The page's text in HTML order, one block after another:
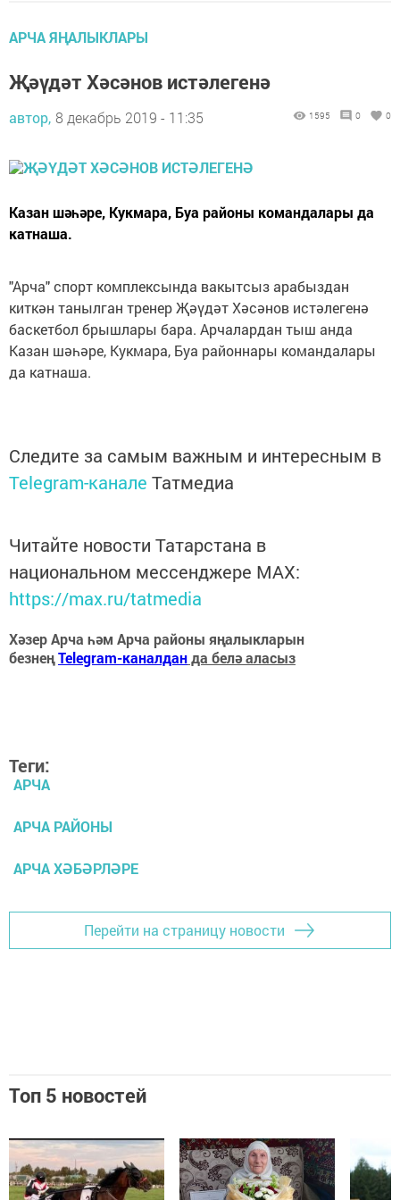
АРЧА ЯҢАЛЫКЛАРЫ
Җәүдәт Хәсәнов истәлегенә
автор, 8 декабрь 2019 - 11:35 1595 0 0
Казан шәһәре, Кукмара, Буа районы командалары да
катнаша.
"Арча" спорт комплексында вакытсыз арабыздан
киткән танылган тренер Җәүдәт Хәсәнов истәлегенә
баскетбол брышлары бара. Арчалардан тыш анда
Казан шәһәре, Кукмара, Буа районнары командалары
да катнаша.
Следите за самым важным и интересным в
Telegram-канале Татмедиа
Читайте новости Татарстана в
национальном мессенджере MАХ:
https://max.ru/tatmedia
Хәзер Арча һәм Арча районы яңалыкларын
безнеңTelegram-каналданда белә аласыз
Теги:
АРЧА
АРЧА РАЙОНЫ
АРЧА ХӘБӘРЛӘРЕ
Перейти на страницу новости
Топ 5 новостей